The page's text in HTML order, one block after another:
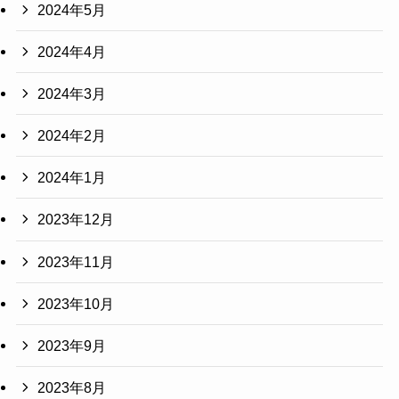
2024年5月
2024年4月
2024年3月
2024年2月
2024年1月
2023年12月
2023年11月
2023年10月
2023年9月
2023年8月